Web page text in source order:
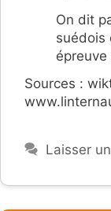
On dit
suédois
Sources :
Laisser